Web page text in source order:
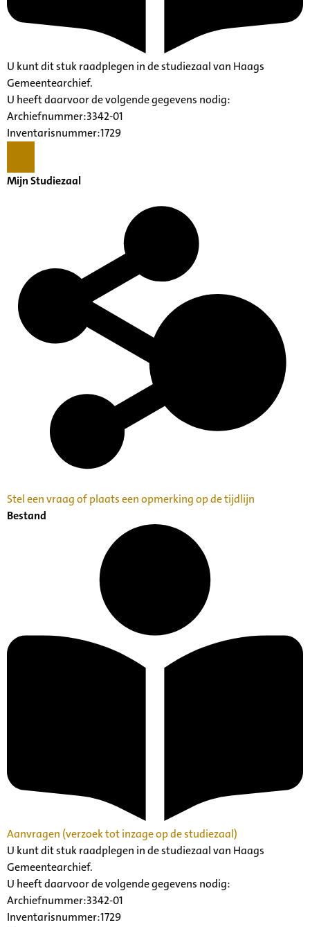
U kunt dit stuk raadplegen in de studiezaal van Haags
Gemeentearchief.
U heeft daarvoor de volgende gegevens nodig:
Archiefnummer:3342-01
Inventarisnummer:1729
Mijn Studiezaal
Stel een vraag of plaats een opmerking op de tijdlijn
Bestand
Aanvragen (verzoek tot inzage op de studiezaal)
U kunt dit stuk raadplegen in de studiezaal van Haags
Gemeentearchief.
U heeft daarvoor de volgende gegevens nodig:
Archiefnummer:3342-01
Inventarisnummer:1729